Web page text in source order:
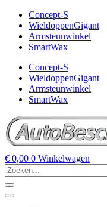
Concept-S
WieldoppenGigant
Armsteunwinkel
SmartWax
Concept-S
WieldoppenGigant
Armsteunwinkel
SmartWax
€ 0,00 0 Winkelwagen